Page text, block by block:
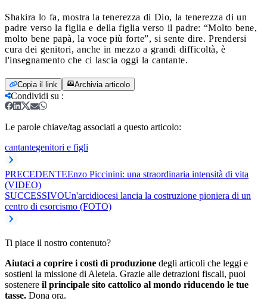
Shakira lo fa, mostra la tenerezza di Dio, la tenerezza di un
padre verso la figlia e della figlia verso il padre: “Molto bene,
molto bene papà, la voce più forte”, si sente dire. Prendersi
cura dei genitori, anche in mezzo a grandi difficoltà, è
l'insegnamento che ci lascia oggi la cantante.
Copia il link Archivia articolo
Condividi su :
Le parole chiave/tag associati a questo articolo:
cantantegenitori e figli
PRECEDENTEEnzo Piccinini: una straordinaria intensità di vita
(VIDEO)
SUCCESSIVOUn'arcidiocesi lancia la costruzione pioniera di un
centro di esorcismo (FOTO)
Ti piace il nostro contenuto?
Aiutaci a coprire i costi di produzione degli articoli che leggi e
sostieni la missione di Aleteia. Grazie alle detrazioni fiscali, puoi
sostenere il principale sito cattolico al mondo riducendo le tue
tasse. Dona ora.